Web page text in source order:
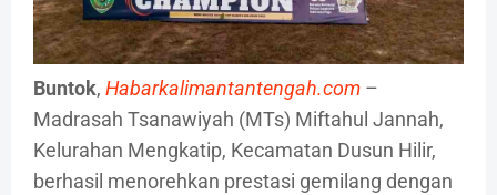
Buntok, Habarkalimantantengah.com –
Madrasah Tsanawiyah (MTs) Miftahul Jannah,
Kelurahan Mengkatip, Kecamatan Dusun Hilir,
berhasil menorehkan prestasi gemilang dengan